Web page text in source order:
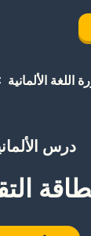
اللغة الألمانية
درس